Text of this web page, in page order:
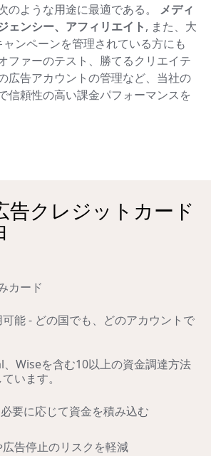
のような用途に最適である。 メディ
ェンシー、アフィリエイト, また、大
ンペーンを管理されている方にも
ファーのテスト、勝てるクリエイテ
広告アカウントの管理など、当社の
信頼性の高い課金パフォーマンスを
告クレジットカード
カード
能 - どの国でも、どのアカウントで
、Wiseを含む10以上の資金調達方法
います。
要に応じて資金を積み込む
告停止のリスクを軽減